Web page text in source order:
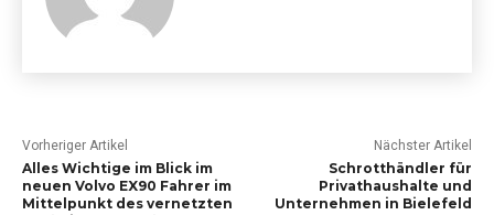
Vorheriger Artikel
Alles Wichtige im Blick im
neuen Volvo EX90 Fahrer im
Mittelpunkt des vernetzten
Nächster Artikel
Schrotthändler für
Privathaushalte und
Unternehmen in Bielefeld